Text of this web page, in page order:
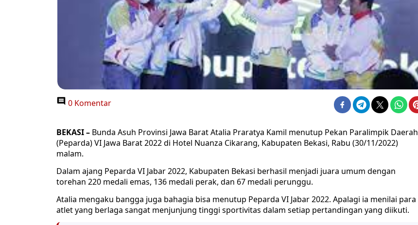
0 Komentar
BEKASI – Bunda Asuh Provinsi Jawa Barat Atalia Praratya Kamil menutup Pekan Paralimpik Daerah
(Peparda) VI Jawa Barat 2022 di Hotel Nuanza Cikarang, Kabupaten Bekasi, Rabu (30/11/2022)
malam.
Dalam ajang Peparda VI Jabar 2022, Kabupaten Bekasi berhasil menjadi juara umum dengan
torehan 220 medali emas, 136 medali perak, dan 67 medali perunggu.
Atalia mengaku bangga juga bahagia bisa menutup Peparda VI Jabar 2022. Apalagi ia menilai para
atlet yang berlaga sangat menjunjung tinggi sportivitas dalam setiap pertandingan yang diikuti.